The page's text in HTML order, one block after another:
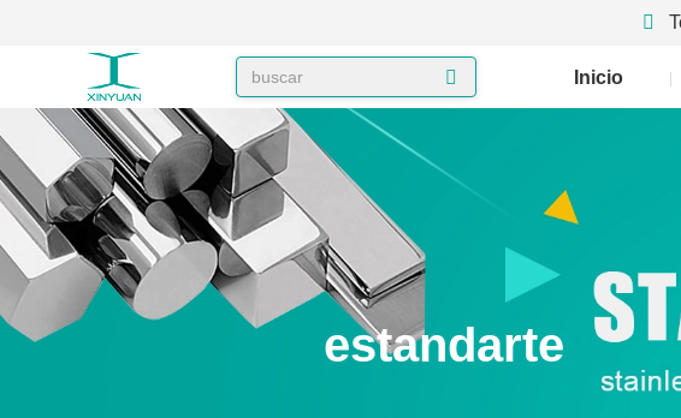
Inicio
estandarte